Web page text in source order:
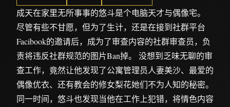
成天在家里无所事事的悠斗是个电脑天才与偶像宅。
尽管有些不甘愿，但为了生计，还是在接到社群平台
Facibook的邀请后，成为了审查内容的社群审查员，负
责将违反社群规范的图片Ban掉。 没想到乏味无聊的审
查工作，竟然让他发现了公寓管理员人妻美沙、最爱的
偶像优衣、还有教会的修女梨花她们不为人知的秘密。
同一时间，悠斗也发现当他在工作上犯错，将情色内容